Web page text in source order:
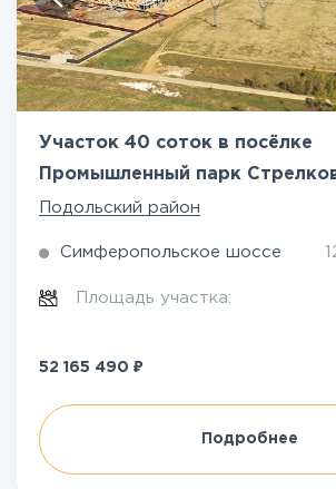
Участок 40 соток в посёлке
Промышленный парк
Подольский район
Симферопольское шоссе
Площадь участка:
52 165 490 ₽
Подробнее